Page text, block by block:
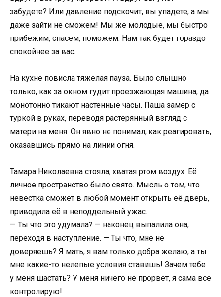
забудете? Или давление подскочит, вы упадете, а мы
даже зайти не сможем! Мы же молодые, мы быстро
прибежим, спасем, поможем. Нам так будет гораздо
спокойнее за вас.
На кухне повисла тяжелая пауза. Было слышно
только, как за окном гудит проезжающая машина, да
монотонно тикают настенные часы. Паша замер с
туркой в руках, переводя растерянный взгляд с
матери на меня. Он явно не понимал, как реагировать,
оказавшись прямо на линии огня.
Тамара Николаевна стояла, хватая ртом воздух. Её
личное пространство было свято. Мысль о том, что
невестка сможет в любой момент открыть её дверь,
приводила её в неподдельный ужас.
— Ты что это удумала? — наконец выпалила она,
переходя в наступление. — Ты что, мне не
доверяешь? Я мать, я вам только добра желаю, а ты
мне какие-то нелепые условия ставишь! Зачем тебе
у меня шастать? У меня ничего не прорвет, я сама всё
контролирую!